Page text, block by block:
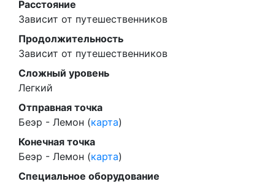
Расстояние
Зависит от путешественников
Продолжительность
Зависит от путешественников
Сложный уровень
Легкий
Отправная точка
Беэр - Лемон (карта)
Конечная точка
Беэр - Лемон (карта)
Специальное оборудование